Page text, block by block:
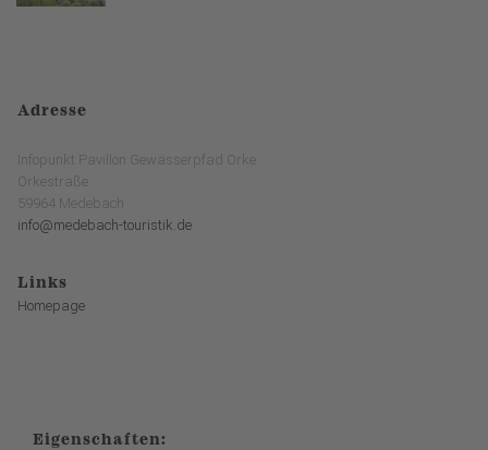
Adresse
Infopunkt Pavillon Gewässerpfad Orke
Orkestraße
59964 Medebach
info@medebach-touristik.de
Links
Homepage
Eigenschaften: